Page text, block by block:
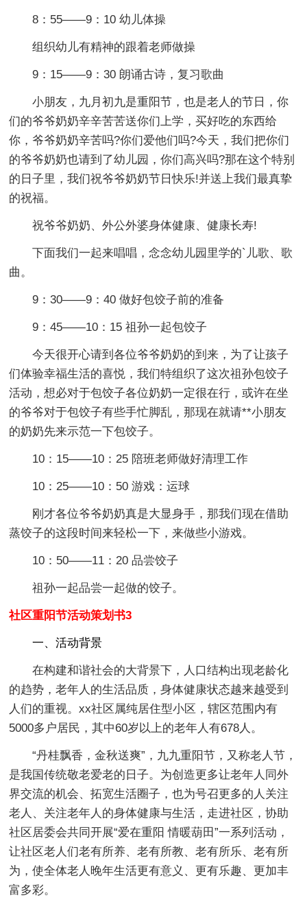
8：55——9：10 幼儿体操
组织幼儿有精神的跟着老师做操
9：15——9：30 朗诵古诗，复习歌曲
小朋友，九月初九是重阳节，也是老人的节日，你
们的爷爷奶奶辛辛苦苦送你们上学，买好吃的东西给
你，爷爷奶奶辛苦吗?你们爱他们吗?今天，我们把你们
的爷爷奶奶也请到了幼儿园，你们高兴吗?那在这个特别
的日子里，我们祝爷爷奶奶节日快乐!并送上我们最真挚
的祝福。
祝爷爷奶奶、外公外婆身体健康、健康长寿!
下面我们一起来唱唱，念念幼儿园里学的`儿歌、歌
曲。
9：30——9：40 做好包饺子前的准备
9：45——10：15 祖孙一起包饺子
今天很开心请到各位爷爷奶奶的到来，为了让孩子
们体验幸福生活的喜悦，我们特组织了这次祖孙包饺子
活动，想必对于包饺子各位奶奶一定很在行，或许在坐
的爷爷对于包饺子有些手忙脚乱，那现在就请**小朋友
的奶奶先来示范一下包饺子。
10：15——10：25 陪班老师做好清理工作
10：25——10：50 游戏：运球
刚才各位爷爷奶奶真是大显身手，那我们现在借助
蒸饺子的这段时间来轻松一下，来做些小游戏。
10：50——11：20 品尝饺子
祖孙一起品尝一起做的饺子。
社区重阳节活动策划书3
一、活动背景
在构建和谐社会的大背景下，人口结构出现老龄化
的趋势，老年人的生活品质，身体健康状态越来越受到
人们的重视。xx社区属纯居住型小区，辖区范围内有
5000多户居民，其中60岁以上的老年人有678人。
“丹桂飘香，金秋送爽”，九九重阳节，又称老人节，
是我国传统敬老爱老的日子。为创造更多让老年人同外
界交流的机会、拓宽生活圈子，也为号召更多的人关注
老人、关注老年人的身体健康与生活，走进社区，协助
社区居委会共同开展“爱在重阳 情暖葫田”一系列活动，
让社区老人们老有所养、老有所教、老有所乐、老有所
为，使全体老人晚年生活更有意义、更有乐趣、更加丰
富多彩。